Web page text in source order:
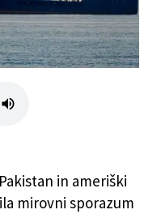
ožina
in ameriški
mirovni sporazum